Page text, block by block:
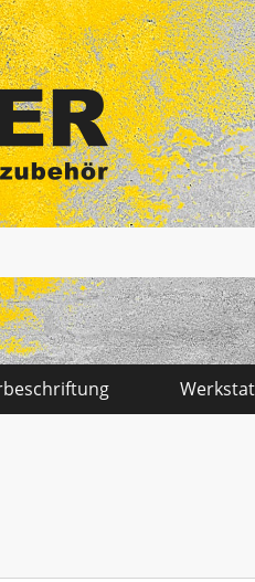
Malen - Mauern -
Messtechnik
Reinigung - Behälter